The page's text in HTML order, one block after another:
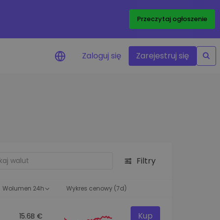
Przeczytaj ogłoszenie
optymalne wyniki
Zaloguj się Zarejestruj się
Filtry
Wolumen 24h Wykres cenowy (7d)
15.6B € Kup